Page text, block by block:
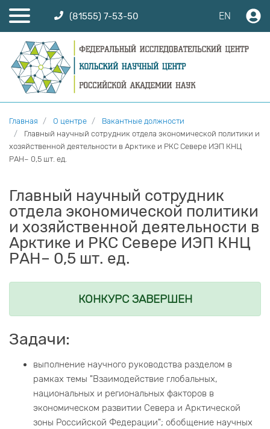
(81555) 7-53-50 EN
Главная О центре
Вакантные должности
Главный научный сотрудник отдела экономической политики и
хозяйственной деятельности в Арктике и РКС Севере ИЭП КНЦ
РАН– 0,5 шт. ед.
Главный научный сотрудник
отдела экономической политики
и хозяйственной деятельности в
Арктике и РКС Севере ИЭП КНЦ
РАН– 0,5 шт. ед.
КОНКУРС ЗАВЕРШЕН
Задачи:
выполнение научного руководства разделом в
рамках темы "Взаимодействие глобальных,
национальных и региональных факторов в
экономическом развитии Севера и Арктической
зоны Российской Федерации"; обобщение научных